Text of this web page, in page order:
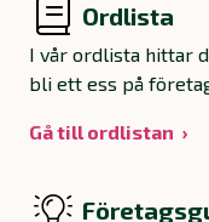
Ordlista
I vår ordlista hittar
bli ett ess på
Gå till ordlistan